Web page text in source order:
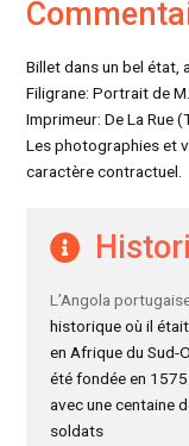
Billet dans un bel état,
Filigrane: Portrait de
Imprimeur: De La Rue
Les photographies et
caractère contractuel.
L’Angola
historique où il
en Afrique du Sud-
été fondée en
avec une centaine
soldats